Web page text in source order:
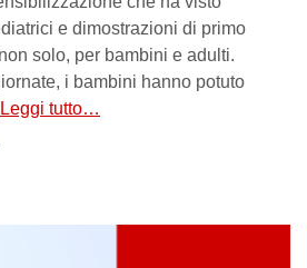
e dimostrazioni di primo
solo, per bambini e adulti.
i bambini hanno potuto
Leggi tutto…